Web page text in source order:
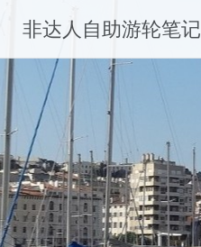
content
非达人自助游轮笔记